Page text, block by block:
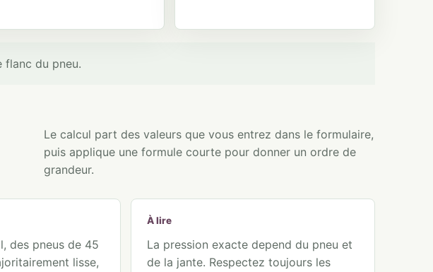
flanc du pneu.
Le calcul part des valeurs que vous entrez dans le formulaire,
puis applique une formule courte pour donner un ordre de
grandeur.
des pneus de 45
lisse,
À lire
La pression exacte depend du pneu et
de la jante. Respectez toujours les